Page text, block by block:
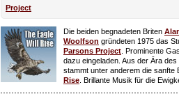
Project
Die beiden begnadeten Briten
Woolfson gründeten 1975 das
Parsons Project . Prominente
dazu eingeladen. Aus der Ära
stammt unter anderem die sanfte
Rise . Brillante Musik für die